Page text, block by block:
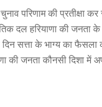
परिणाम की प्रतीक्षा कर
दल हरियाणा की जनता के
सत्ता के भाग्य का
की जनता कौनसी दिशा में